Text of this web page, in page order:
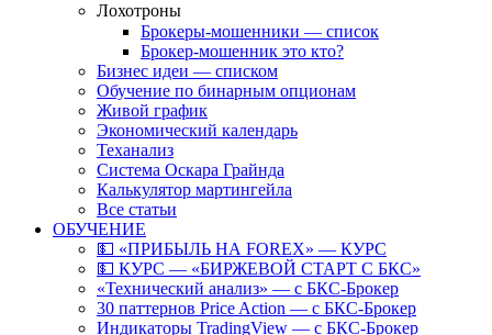
Лохотроны
Брокеры-мошенники — список
Брокер-мошенник это кто?
Бизнес идеи — списком
Обучение по бинарным опционам
Живой график
Экономический календарь
Теханализ
Система Оскара Грайнда
Калькулятор мартингейла
Все статьи
ОБУЧЕНИЕ
💵 «ПРИБЫЛЬ НА FOREX» — КУРС
💵 КУРС — «БИРЖЕВОЙ СТАРТ С БКС»
«Технический анализ» — с БКС-Брокер
30 паттернов Price Action — с БКС-Брокер
Индикаторы TradingView — с БКС-Брокер